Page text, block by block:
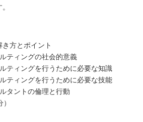
方とポイント
ティングの社会的意義
ティングを行うために必要な知識
ティングを行うために必要な技能
タントの倫理と行動